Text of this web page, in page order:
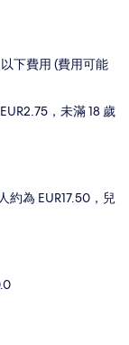
下費用 (費用可能
，未滿 18 歲
約為 EUR17.50，兒